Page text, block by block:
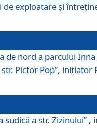
exploatare şi
de nord a parcului
Pictor Pop”,
a str. Zizinului”